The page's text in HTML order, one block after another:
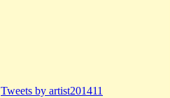
Tweets by artist201411